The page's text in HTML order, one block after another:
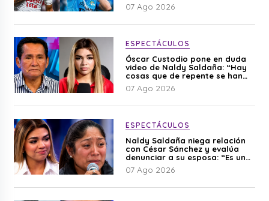
07 Ago 2026
ESPECTÁCULOS
Óscar Custodio pone en duda
video de Naldy Saldaña: “Hay
cosas que de repente se han
editado”
07 Ago 2026
ESPECTÁCULOS
Naldy Saldaña niega relación
con César Sánchez y evalúa
denunciar a su esposa: “Es una
difamación”
07 Ago 2026